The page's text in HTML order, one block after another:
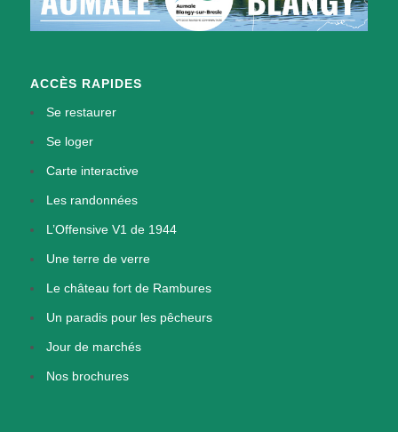
ACCÈS RAPIDES
Se restaurer
Se loger
Carte interactive
Les randonnées
L’Offensive V1 de 1944
Une terre de verre
Le château fort de Rambures
Un paradis pour les pêcheurs
Jour de marchés
Nos brochures